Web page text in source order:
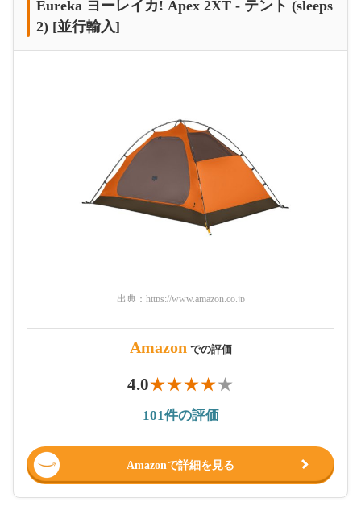
Eureka ヨーレイカ! Apex 2XT - テント (sleeps
2) [並行輸入]
出典： https://www.amazon.co.jp
Amazon での評価
4.0
101件の評価
Amazonで詳細を見る